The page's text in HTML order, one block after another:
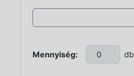
Mennyiség: db